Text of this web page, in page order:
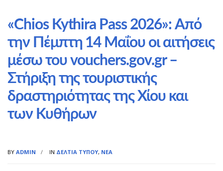
«Chios Kythira Pass 2026»: Από
την Πέμπτη 14 Μαΐου οι αιτήσεις
μέσω του vouchers.gov.gr –
Στήριξη της τουριστικής
δραστηριότητας της Χίου και
των Κυθήρων
BY ADMIN IN ΔΕΛΤΊΑ ΤΎΠΟΥ, ΝΈΑ